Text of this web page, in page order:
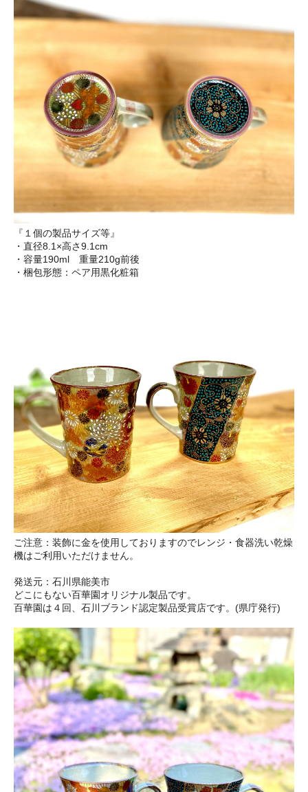
『１個の製品サイズ等』
・直径8.1×高さ9.1cm
・容量190ml 重量210g前後
・梱包形態：ペア用黒化粧箱
ご注意：装飾に金を使用しておりますのでレンジ・食器洗い乾燥
機はご利用いただけません。
発送元：石川県能美市
どこにもない百華園オリジナル製品です。
百華園は４回、石川ブランド認定製品受賞店です。(県庁発行)